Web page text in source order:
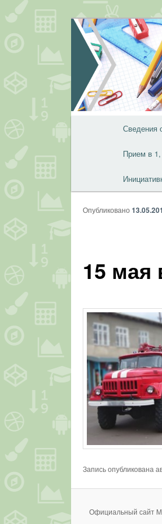
Перейти
к
основному
содержимому
Сведения
Прием в
15 мая
Опубликовано
Запись опубликована
Официальный сайт